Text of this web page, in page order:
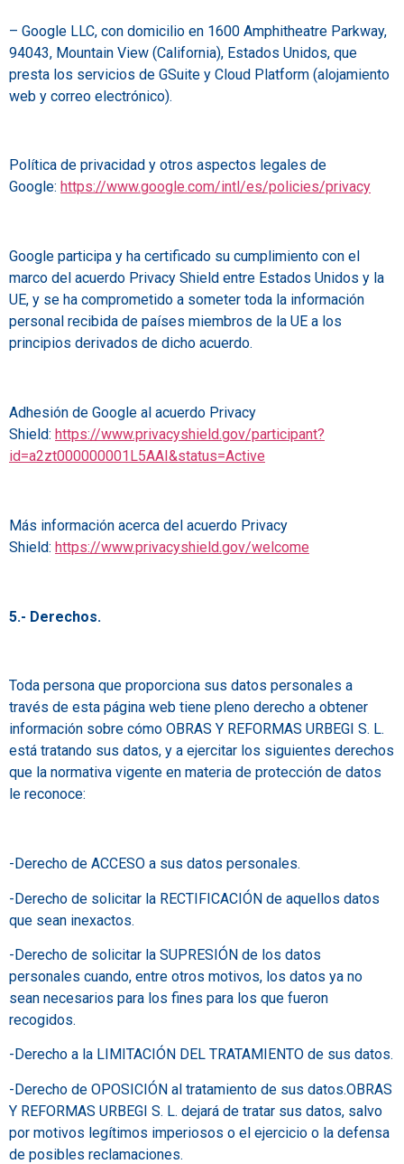
– Google LLC, con domicilio en 1600 Amphitheatre Parkway,
94043, Mountain View (California), Estados Unidos, que
presta los servicios de GSuite y Cloud Platform (alojamiento
web y correo electrónico).
Política de privacidad y otros aspectos legales de
Google: https://www.google.com/intl/es/policies/privacy
Google participa y ha certificado su cumplimiento con el
marco del acuerdo Privacy Shield entre Estados Unidos y la
UE, y se ha comprometido a someter toda la información
personal recibida de países miembros de la UE a los
principios derivados de dicho acuerdo.
Adhesión de Google al acuerdo Privacy
Shield: https://www.privacyshield.gov/participant?
id=a2zt000000001L5AAI&status=Active
Más información acerca del acuerdo Privacy
Shield: https://www.privacyshield.gov/welcome
5.- Derechos.
Toda persona que proporciona sus datos personales a
través de esta página web tiene pleno derecho a obtener
información sobre cómo OBRAS Y REFORMAS URBEGI S. L.
está tratando sus datos, y a ejercitar los siguientes derechos
que la normativa vigente en materia de protección de datos
le reconoce:
-Derecho de ACCESO a sus datos personales.
-Derecho de solicitar la RECTIFICACIÓN de aquellos datos
que sean inexactos.
-Derecho de solicitar la SUPRESIÓN de los datos
personales cuando, entre otros motivos, los datos ya no
sean necesarios para los fines para los que fueron
recogidos.
-Derecho a la LIMITACIÓN DEL TRATAMIENTO de sus datos.
-Derecho de OPOSICIÓN al tratamiento de sus datos.OBRAS
Y REFORMAS URBEGI S. L. dejará de tratar sus datos, salvo
por motivos legítimos imperiosos o el ejercicio o la defensa
de posibles reclamaciones.